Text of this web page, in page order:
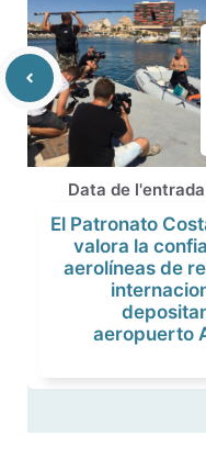
Data de l'entrada
El Patronato
valora la
aerolíneas de
aeropuerto